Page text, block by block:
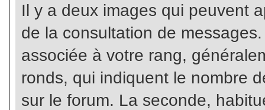
Il y a deux images qui peuvent
de la consultation de
associée à votre rang,
ronds, qui indiquent le nombre
sur le forum. La seconde,